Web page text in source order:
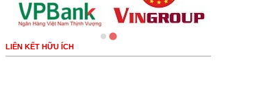
LIÊN KẾT HỮU ÍCH